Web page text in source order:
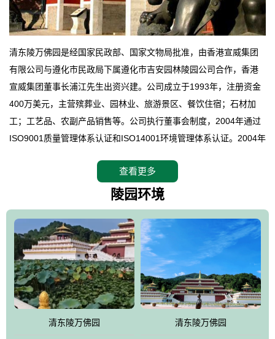
清东陵万佛园是经国家民政部、国家文物局批准，由香港宣威集团
有限公司与遵化市民政局下属遵化市吉安园林陵园公司合作，香港
宣威集团董事长浦江先生出资兴建。公司成立于1993年，注册资金
400万美元，主营殡葬业、园林业、旅游景区、餐饮住宿；石材加
工；工艺品、农副产品销售等。公司执行董事会制度，2004年通过
ISO9001质量管理体系认证和ISO14001环境管理体系认证。2004年
拥有4A级旅游区头衔的花园式陵园，园内建有四星级酒店一座。
万佛园位于遵化市境内，座落在世界文化遗产清东陵地形墙内，地
形绝佳，地理位置优越，交通便利。公司以“建设全国顶级人生后花
园、打造佛教精品旅游圣地”为目标，以海外归侨、国内外知名人士
的墓地安葬、祭祀吊亡并结合旅游参观构成其主要使用功能；以苍
郁绚丽、优雅宜人的园林景观构成其外部形象。通过墓园建设与造
园手法相结合的默契操作，建成一处特色鲜明、服务周全、环境优
美、民族风格突出，与周边文物古迹交相呼应的极具吸引力的花园
式园林。
万佛园工程一期占地448亩，目前完成投资近12亿元人民币，园区采
查看更多
陵园环境
清东陵万佛园 清东陵万佛园